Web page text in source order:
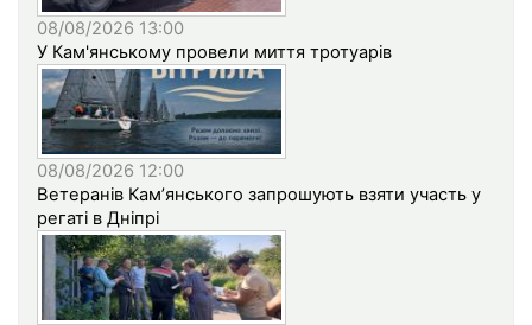
08/08/2026 13:00
У Кам'янському провели миття тротуарів
08/08/2026 12:00
Ветеранів Кам’янського запрошують взяти участь у
регаті в Дніпрі